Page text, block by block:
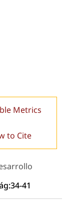
Metrics
to Cite
41